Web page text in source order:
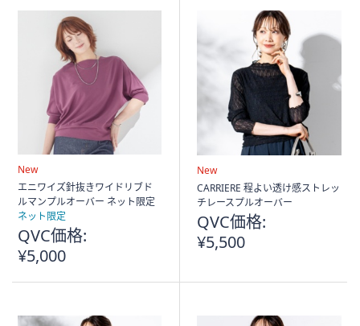
New
エニワイズ針抜きワイドリブド
ルマンプルオーバー ネット限定
ネット限定
QVC価格:
¥5,000
New
CARRIERE 程よい透け感ストレッ
チレースプルオーバー
QVC価格:
¥5,500